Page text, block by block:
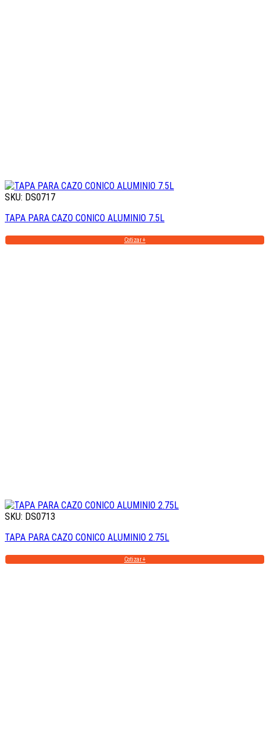
SKU: DS0717
TAPA PARA CAZO CONICO ALUMINIO 7.5L
Cotizar +
SKU: DS0713
TAPA PARA CAZO CONICO ALUMINIO 2.75L
Cotizar +